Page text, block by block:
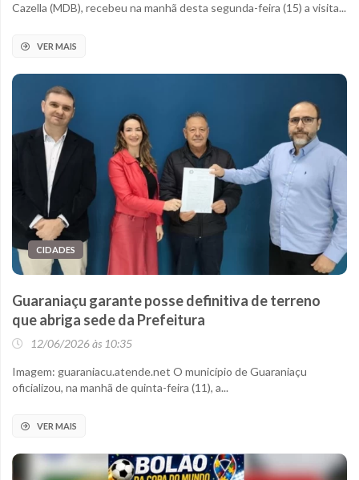
Cazella (MDB), recebeu na manhã desta segunda-feira (15) a visita...
VER MAIS
CIDADES
Guaraniaçu garante posse definitiva de terreno
que abriga sede da Prefeitura
12/06/2026 às 10:35
Imagem: guaraniacu.atende.net O município de Guaraniaçu
oficializou, na manhã de quinta-feira (11), a...
VER MAIS